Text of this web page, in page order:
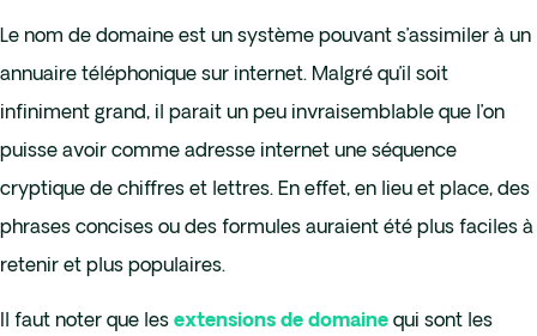
Le nom de domaine est un système pouvant s’assimiler à un
annuaire téléphonique sur internet. Malgré qu’il soit
infiniment grand, il parait un peu invraisemblable que l’on
puisse avoir comme adresse internet une séquence
cryptique de chiffres et lettres. En effet, en lieu et place, des
phrases concises ou des formules auraient été plus faciles à
retenir et plus populaires.
Il faut noter que les extensions de domaine qui sont les